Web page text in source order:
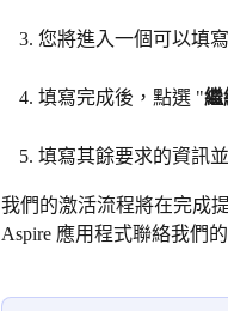
您將進入一個可以填
填寫完成後，點選 "繼
填寫其餘要求的資訊
我們的激活流程將在完成
Aspire 應用程式聯絡我們